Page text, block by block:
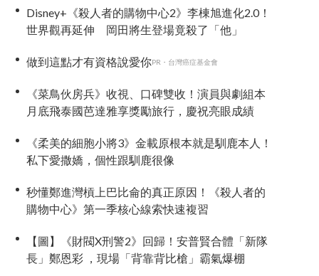
Disney+《殺人者的購物中心2》李棟旭進化2.0！
世界觀再延伸 岡田將生登場竟殺了「他」
做到這點才有資格說愛你PR・台灣癌症基金會
《菜鳥伙房兵》收視、口碑雙收！演員與劇組本
月底飛泰國芭達雅享獎勵旅行，慶祝亮眼成績
《柔美的細胞小將3》金載原根本就是馴鹿本人！
私下愛撒嬌，個性跟馴鹿很像
秒懂鄭進灣槓上巴比侖的真正原因！《殺人者的
購物中心》第一季核心線索快速複習
【圖】《財閥X刑警2》回歸！安普賢合體「新隊
長」鄭恩彩 ，現場「背靠背比槍」霸氣爆棚